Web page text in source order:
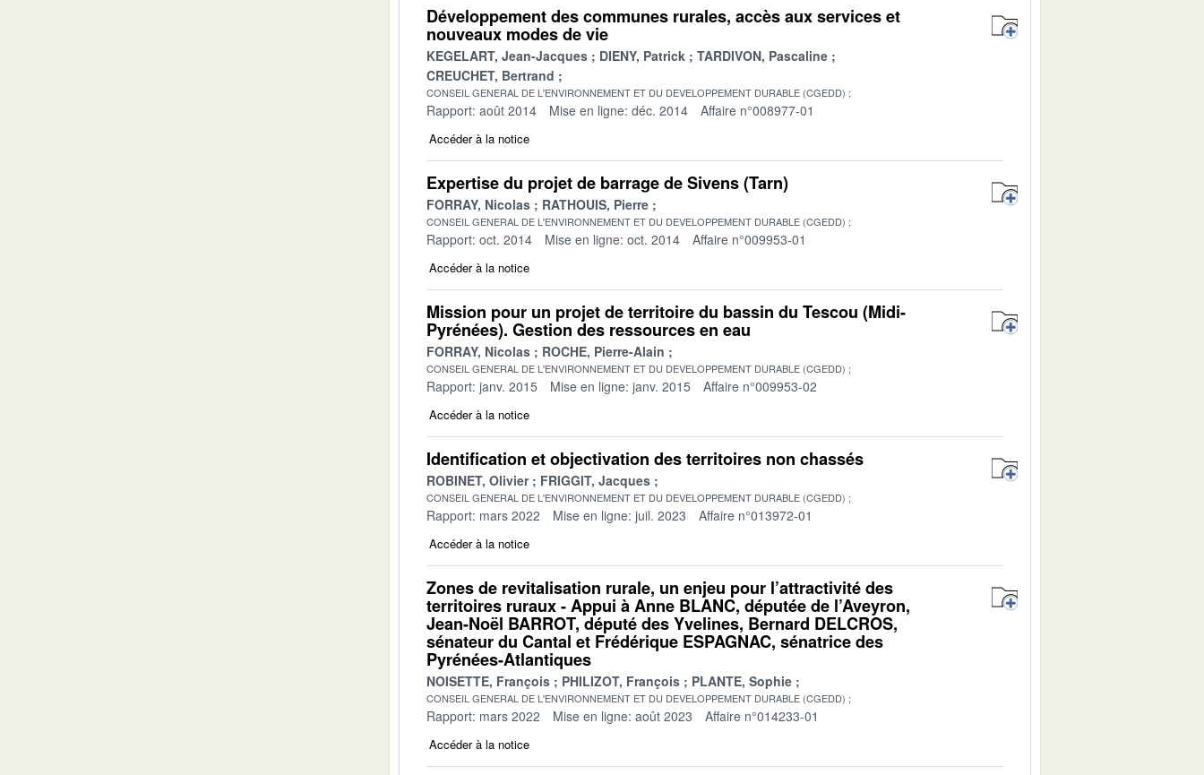
Développement des communes rurales, accès aux services et
nouveaux modes de vie
KEGELART, Jean-Jacques DIENY, Patrick
TARDIVON, Pascaline
CREUCHET, Bertrand
CONSEIL GENERAL DE L'ENVIRONNEMENT ET DU DEVELOPPEMENT DURABLE (CGEDD)
Rapport: août 2014 Mise en ligne: déc. 2014 Affaire n°008977-01
Accéder à la notice
Expertise du projet de barrage de Sivens (Tarn)
FORRAY, Nicolas RATHOUIS, Pierre
CONSEIL GENERAL DE L'ENVIRONNEMENT ET DU DEVELOPPEMENT DURABLE (CGEDD)
Rapport: oct. 2014 Mise en ligne: oct. 2014 Affaire n°009953-01
Accéder à la notice
Mission pour un projet de territoire du bassin du Tescou (Midi-
Pyrénées). Gestion des ressources en eau
FORRAY, Nicolas ROCHE, Pierre-Alain
CONSEIL GENERAL DE L'ENVIRONNEMENT ET DU DEVELOPPEMENT DURABLE (CGEDD)
Rapport: janv. 2015 Mise en ligne: janv. 2015 Affaire n°009953-02
Accéder à la notice
Identification et objectivation des territoires non chassés
ROBINET, Olivier FRIGGIT, Jacques
CONSEIL GENERAL DE L'ENVIRONNEMENT ET DU DEVELOPPEMENT DURABLE (CGEDD)
Rapport: mars 2022 Mise en ligne: juil. 2023 Affaire n°013972-01
Accéder à la notice
Zones de revitalisation rurale, un enjeu pour l’attractivité des
territoires ruraux - Appui à Anne BLANC, députée de l’Aveyron,
Jean-Noël BARROT, député des Yvelines, Bernard DELCROS,
sénateur du Cantal et Frédérique ESPAGNAC, sénatrice des
Pyrénées-Atlantiques
NOISETTE, François PHILIZOT, François PLANTE, Sophie
CONSEIL GENERAL DE L'ENVIRONNEMENT ET DU DEVELOPPEMENT DURABLE (CGEDD)
Rapport: mars 2022 Mise en ligne: août 2023 Affaire n°014233-01
Accéder à la notice